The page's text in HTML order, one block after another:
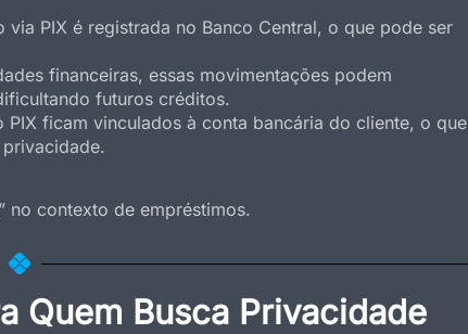
via PIX é registrada no Banco Central, o que pode ser
financeiras, essas movimentações podem
futuros créditos.
PIX ficam vinculados à conta bancária do cliente, o que
no contexto de empréstimos.
Quem Busca Privacidade